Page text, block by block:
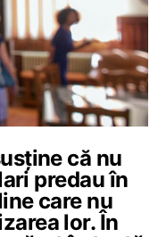
că nu
predau în
care nu
lor. În